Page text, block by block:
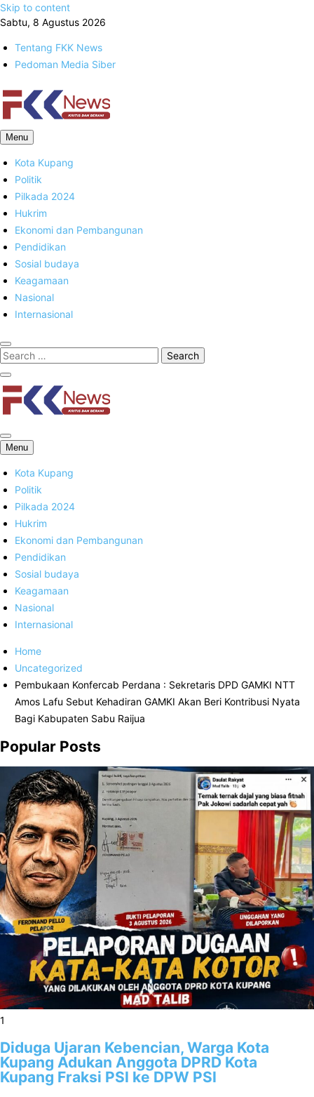
Skip to content
Sabtu, 8 Agustus 2026
Tentang FKK News
Pedoman Media Siber
FKK News
Menu
Kota Kupang
Politik
Pilkada 2024
Hukrim
Ekonomi dan Pembangunan
Pendidikan
Sosial budaya
Keagamaan
Nasional
Internasional
FKK News
Menu
Kota Kupang
Politik
Pilkada 2024
Hukrim
Ekonomi dan Pembangunan
Pendidikan
Sosial budaya
Keagamaan
Nasional
Internasional
Home
Uncategorized
Pembukaan Konfercab Perdana : Sekretaris DPD GAMKI NTT
Amos Lafu Sebut Kehadiran GAMKI Akan Beri Kontribusi Nyata
Bagi Kabupaten Sabu Raijua
Popular Posts
1
Diduga Ujaran Kebencian, Warga Kota
Kupang Adukan Anggota DPRD Kota
Kupang Fraksi PSI ke DPW PSI